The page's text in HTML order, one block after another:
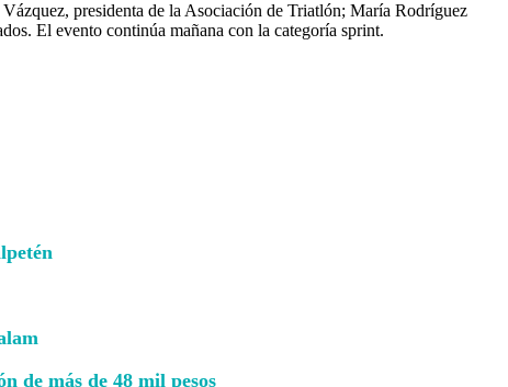
presidenta de la Asociación de Triatlón; María Rodríguez
El evento continúa mañana con la categoría sprint.
de más de 48 mil pesos